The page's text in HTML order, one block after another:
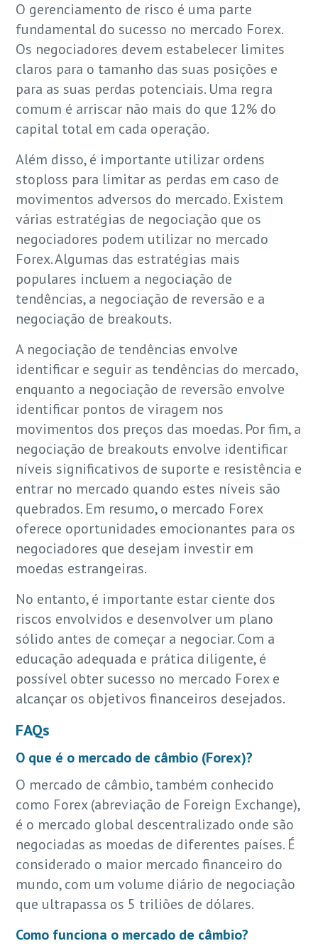
O gerenciamento de risco é uma parte
fundamental do sucesso no mercado Forex.
Os negociadores devem estabelecer limites
claros para o tamanho das suas posições e
para as suas perdas potenciais. Uma regra
comum é arriscar não mais do que 12% do
capital total em cada operação.
Além disso, é importante utilizar ordens
stoploss para limitar as perdas em caso de
movimentos adversos do mercado. Existem
várias estratégias de negociação que os
negociadores podem utilizar no mercado
Forex. Algumas das estratégias mais
populares incluem a negociação de
tendências, a negociação de reversão e a
negociação de breakouts.
A negociação de tendências envolve
identificar e seguir as tendências do mercado,
enquanto a negociação de reversão envolve
identificar pontos de viragem nos
movimentos dos preços das moedas. Por fim, a
negociação de breakouts envolve identificar
níveis significativos de suporte e resistência e
entrar no mercado quando estes níveis são
quebrados. Em resumo, o mercado Forex
oferece oportunidades emocionantes para os
negociadores que desejam investir em
moedas estrangeiras.
No entanto, é importante estar ciente dos
riscos envolvidos e desenvolver um plano
sólido antes de começar a negociar. Com a
educação adequada e prática diligente, é
possível obter sucesso no mercado Forex e
alcançar os objetivos financeiros desejados.
FAQs
O que é o mercado de câmbio (Forex)?
O mercado de câmbio, também conhecido
como Forex (abreviação de Foreign Exchange),
é o mercado global descentralizado onde são
negociadas as moedas de diferentes países. É
considerado o maior mercado financeiro do
mundo, com um volume diário de negociação
que ultrapassa os 5 triliões de dólares.
Como funciona o mercado de câmbio?